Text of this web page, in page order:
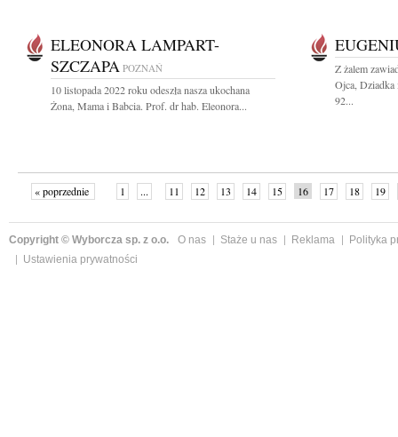
ELEONORA LAMPART-
SZCZAPA POZNAŃ
10 listopada 2022 roku odeszła nasza ukochana
Żona, Mama i Babcia. Prof. dr hab. Eleonora...
Z żalem
Ojca, Dziadka
92...
« poprzednie 1 ... 11 12 13 14 15 16 17 18
19
Copyright © Wyborcza sp. z o.o. O nas Staże u nas Reklama
Polityka
Ustawienia prywatności